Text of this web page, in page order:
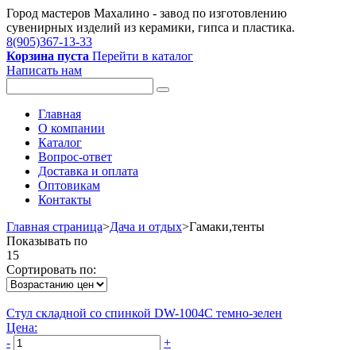
Город мастеров Mахалино - завод по изготовлению
сувенирных изделий из керамики, гипса и пластика.
8(905)367-13-33
Корзина пуста Перейти в каталог
Написать нам
Главная
О компании
Каталог
Вопрос-ответ
Доставка и оплата
Оптовикам
Контакты
Главная страница>Дача и отдых>Гамаки,тенты
Показывать по
15
Сортировать по:
Стул складной со спинкой DW-1004C темно-зелен
Цена:
-
+